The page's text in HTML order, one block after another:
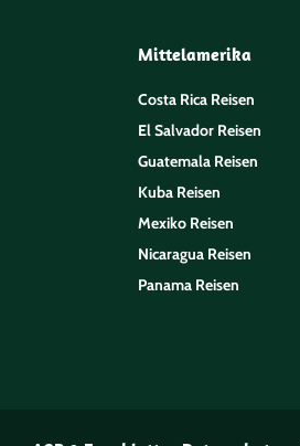
Mittelamerika
Costa Rica Reisen
El Salvador Reisen
Guatemala Reisen
Kuba Reisen
Mexiko Reisen
Nicaragua Reisen
Panama Reisen